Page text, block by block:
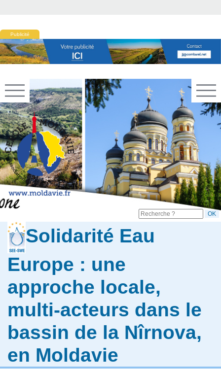
Publicité
Solidarité Eau
Europe : une
approche locale,
multi-acteurs dans le
bassin de la Nîrnova,
en Moldavie